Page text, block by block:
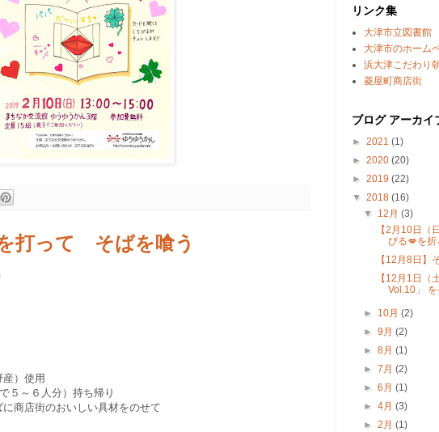
を打って そばを喰う
）使用
５～６人分）持ち帰り
商店街のおいしい具材をのせて
リンク集
大津市立図書館
大津市のホーム
浜大津こだわり
菱屋町商店街
ブログ アーカイ
► 2021 (1)
► 2020 (20)
► 2019 (22)
▼ 2018 (16)
▼ 12月(3)
【2月10日（
びる💋を折
【12月8日
【12月1日（
Vol.10」 を
► 10月(2)
►9月(2)
►8月(1)
►7月(2)
►6月(1)
►4月(3)
►2月(1)